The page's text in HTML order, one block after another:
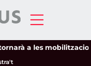
a les mobilitzacions